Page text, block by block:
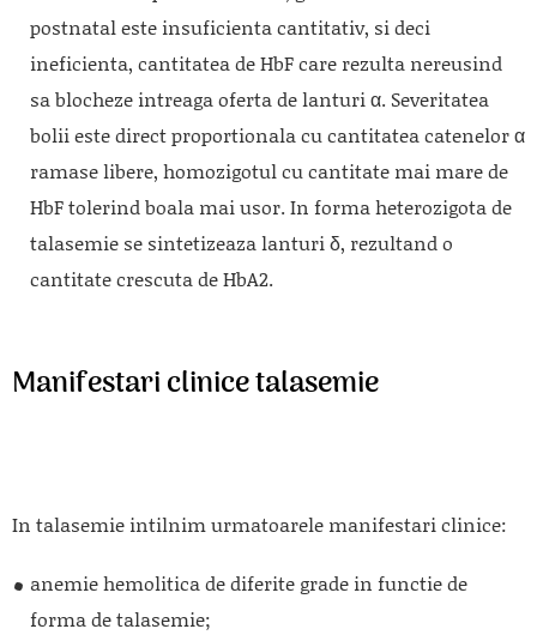
postnatal este insuficienta cantitativ, si deci
ineficienta, cantitatea de HbF care rezulta nereusind
sa blocheze intreaga oferta de lanturi α. Severitatea
bolii este direct proportionala cu cantitatea catenelor α
ramase libere, homozigotul cu cantitate mai mare de
HbF tolerind boala mai usor. In forma heterozigota de
talasemie se sintetizeaza lanturi δ, rezultand o
cantitate crescuta de HbA2.
Manifestari clinice talasemie
In talasemie intilnim urmatoarele manifestari clinice:
anemie hemolitica de diferite grade in functie de
forma de talasemie;